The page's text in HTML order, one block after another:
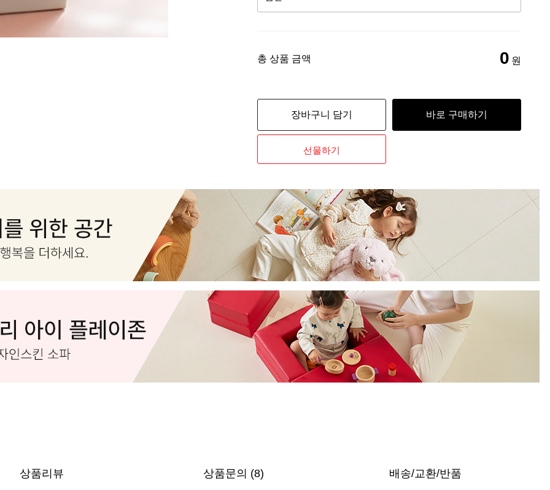
총 상품 금액 0 원
장바구니 담기 바로 구매하기
선물하기
상품리뷰 상품문의 (8) 배송/교환/반품